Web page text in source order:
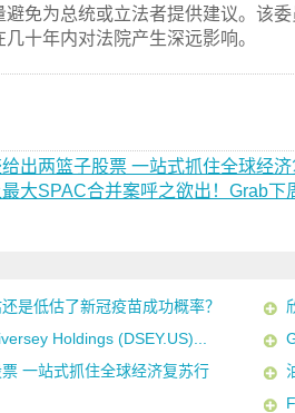
免为总统或立法者提供建议。该
十年内对法院产生深远影响。
出两篮子股票 一站式抓住全球经
最大SPAC合并案呼之欲出！Grab下
是低估了新冠疫苗成功概率？
Holdings (DSEY.US)...
一站式抓住全球经济复苏行